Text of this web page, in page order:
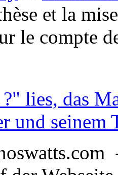
et la
le compte
lies, das
und seinem